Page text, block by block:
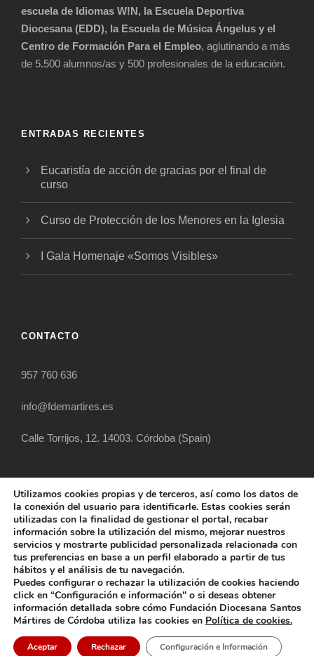
escuela de Idiomas W!N, la Escuela Deportiva
Diocesana (EDD), la Escuela de Música Ángelus y el
Centro de Formación Para el Empleo, aglutinando a más
de 5.500 alumnos/as y 500 profesionales de la educación.
ENTRADAS RECIENTES
Eucaristía de acción de gracias por el final de
curso
Curso de Protección de los Menores en la Iglesia
I Gala Homenaje «Somos Visibles»
CONTACTO
957 760 636
info@fdemartires.es
Calle Torrijos, 12. 14003. Córdoba (Spain)
COPYRIGHT 2025 FUNDACIÓN DIOCESANA
SANTOS MÁRTIRES, ALL RIGHT RESERVED
POLÍTICA DE COOKIES AVISO LEGAL
POLÍTICA DE PRIVACIDAD POLÍTICA EXTERNA
Utilizamos cookies propias y de terceros, así como los datos de
la conexión del usuario para identificarle. Estas cookies serán
utilizadas con la finalidad de gestionar el portal, recabar
información sobre la utilización del mismo, mejorar nuestros
servicios y mostrarte publicidad personalizada relacionada con
tus preferencias en base a un perfil elaborado a partir de tus
hábitos y el análisis de tu navegación.
Puedes configurar o rechazar la utilización de cookies haciendo
click en “Configuración e información" o si deseas obtener
información detallada sobre cómo Fundación Diocesana Santos
Mártires de Córdoba utiliza las cookies en Política de cookies.
Aceptar Rechazar Configuración e Información